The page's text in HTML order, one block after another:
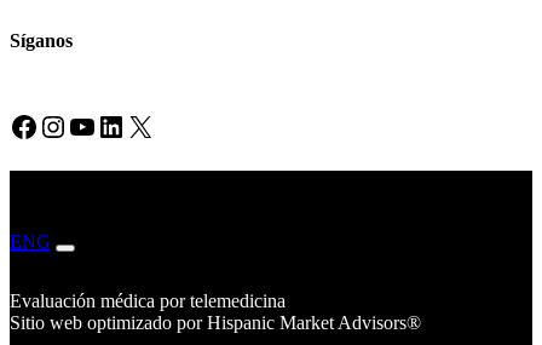
Síganos
Facebook Instagram YouTube LinkedIn X
ENG
Evaluación médica por telemedicina
Sitio web optimizado por Hispanic Market Advisors®